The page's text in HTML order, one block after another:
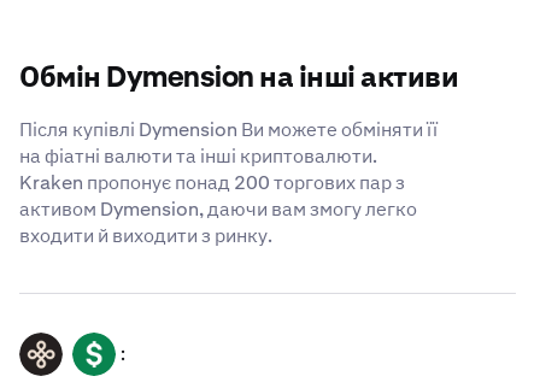
Обмін Dymension на інші активи
Після купівлі Dymension Ви можете обміняти її
на фіатні валюти та інші криптовалюти.
Kraken пропонує понад 200 торгових пар з
активом Dymension, даючи вам змогу легко
входити й виходити з ринку.
DYM USD :